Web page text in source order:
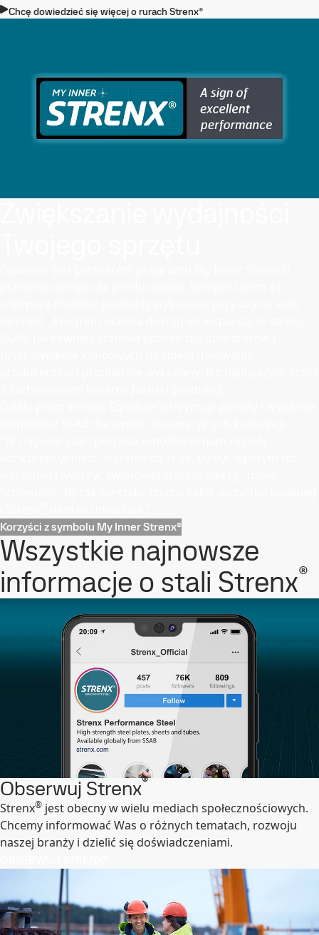
Chcę dowiedzieć się więcej o rurach Strenx®
Korzyści z symbolu My Inner Strenx®
Wszystkie najnowsze
informacje o stali Strenx®
Obserwuj Strenx®
Strenx® jest obecny w wielu mediach społecznościowych.
Chcemy informować Was o różnych tematach, rozwoju
naszej branży i dzielić się doświadczeniami.